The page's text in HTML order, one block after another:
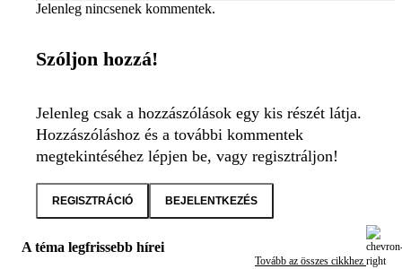
Jelenleg nincsenek kommentek.
Szóljon hozzá!
Jelenleg csak a hozzászólások egy kis részét látja.
Hozzászóláshoz és a további kommentek
megtekintéséhez lépjen be, vagy regisztráljon!
REGISZTRÁCIÓ BEJELENTKEZÉS
A téma legfrissebb hírei
Tovább az összes cikkhez